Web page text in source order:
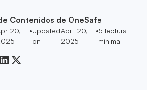
Contenidos de OneSafe
20,
•Updated
on
April 20,
2025
•5 lectura
mínima